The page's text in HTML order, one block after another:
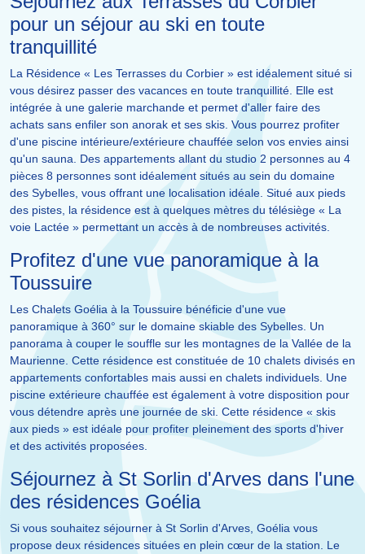
pour un séjour au ski en toute
tranquillité
La Résidence « Les Terrasses du Corbier » est idéalement situé si
vous désirez passer des vacances en toute tranquillité. Elle est
intégrée à une galerie marchande et permet d'aller faire des
achats sans enfiler son anorak et ses skis. Vous pourrez profiter
d'une piscine intérieure/extérieure chauffée selon vos envies ainsi
qu'un sauna. Des appartements allant du studio 2 personnes au 4
pièces 8 personnes sont idéalement situés au sein du domaine
des Sybelles, vous offrant une localisation idéale. Situé aux pieds
des pistes, la résidence est à quelques mètres du télésiège « La
voie Lactée » permettant un accès à de nombreuses activités.
Profitez d'une vue panoramique à la
Toussuire
Les Chalets Goélia à la Toussuire bénéficie d'une vue
panoramique à 360° sur le domaine skiable des Sybelles. Un
panorama à couper le souffle sur les montagnes de la Vallée de la
Maurienne. Cette résidence est constituée de 10 chalets divisés en
appartements confortables mais aussi en chalets individuels. Une
piscine extérieure chauffée est également à votre disposition pour
vous détendre après une journée de ski. Cette résidence « skis
aux pieds » est idéale pour profiter pleinement des sports d'hiver
et des activités proposées.
Séjournez à St Sorlin d'Arves dans l'une
des résidences Goélia
Si vous souhaitez séjourner à St Sorlin d'Arves, Goélia vous
propose deux résidences situées en plein cœur de la station. Le